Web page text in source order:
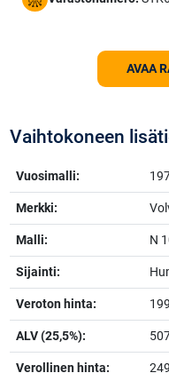
AVAA
Vaihtokoneen
Vuosimalli:
Merkki:
Malli: N
Sijainti:
Veroton hinta:
ALV (25,5%):
Verollinen hinta: